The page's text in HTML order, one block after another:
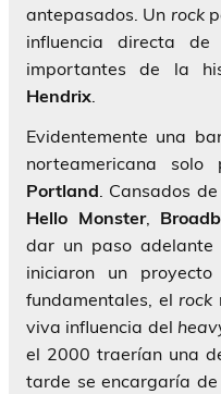
antepasados. Un rock
influencia directa
importantes de la
Hendrix.
Evidentemente una
norteamericana
Portland. Cansados
Hello Monster,
dar un paso adelante
iniciaron un
fundamentales, el rock
viva influencia del
el 2000 traerían una
tarde se encargaría